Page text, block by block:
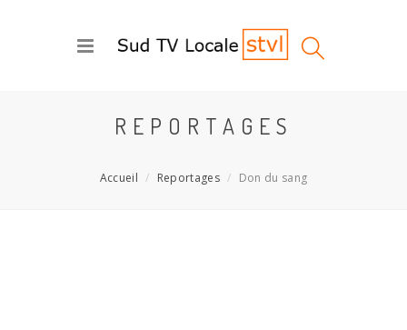
REPORTAGES
Accueil Reportages Don du sang